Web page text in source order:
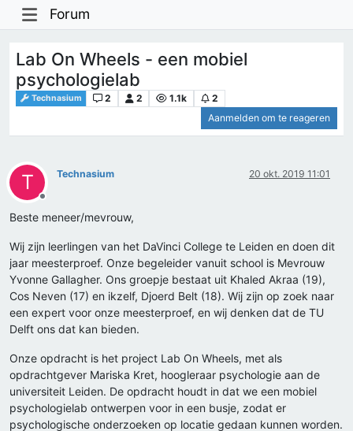
Forum
Lab On Wheels - een mobiel
psychologielab
Technasium 2 2 1.1k
2
Aanmelden om te reageren
T
Offline
Technasium 20 okt. 2019 11:01
Beste meneer/mevrouw,
Wij zijn leerlingen van het DaVinci College te Leiden en doen dit
jaar meesterproef. Onze begeleider vanuit school is Mevrouw
Yvonne Gallagher. Ons groepje bestaat uit Khaled Akraa (19),
Cos Neven (17) en ikzelf, Djoerd Belt (18). Wij zijn op zoek naar
een expert voor onze meesterproef, en wij denken dat de TU
Delft ons dat kan bieden.
Onze opdracht is het project Lab On Wheels, met als
opdrachtgever Mariska Kret, hoogleraar psychologie aan de
universiteit Leiden. De opdracht houdt in dat we een mobiel
psychologielab ontwerpen voor in een busje, zodat er
psychologische onderzoeken op locatie gedaan kunnen worden.